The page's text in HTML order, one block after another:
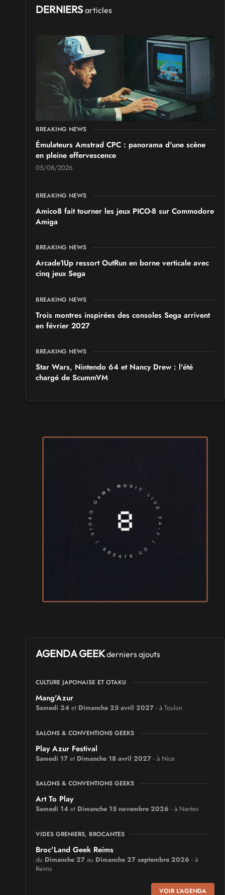
DERNIERS articles
BREAKING NEWS
Émulateurs Amstrad CPC : panorama d'une scène
en pleine effervescence
05/08/2026
BREAKING NEWS
Amico8 fait tourner les jeux PICO-8 sur Commodore
Amiga
BREAKING NEWS
Arcade1Up ressort OutRun en borne verticale avec
cinq jeux Sega
BREAKING NEWS
Trois montres inspirées des consoles Sega arrivent
en février 2027
BREAKING NEWS
Star Wars, Nintendo 64 et Nancy Drew : l'été
chargé de ScummVM
AGENDA GEEKderniers ajouts
CULTURE JAPONAISE ET OTAKU
Mang'Azur
Samedi 24 et Dimanche 25 avril 2027 - à Toulon
SALONS & CONVENTIONS GEEKS
Play Azur Festival
Samedi 17 et Dimanche 18 avril 2027 - à Nice
SALONS & CONVENTIONS GEEKS
Art To Play
Samedi 14 et Dimanche 15 novembre 2026 - à Nantes
VIDES GRENIERS, BROCANTES
Broc'Land Geek Reims
du Dimanche 27 au Dimanche 27 septembre 2026 - à
Reims
VOIR L'AGENDA